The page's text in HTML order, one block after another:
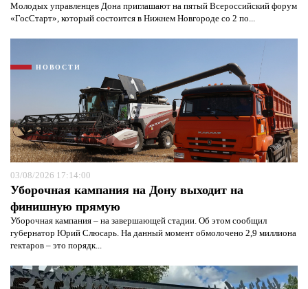
Молодых управленцев Дона приглашают на пятый Всероссийский форум
«ГосСтарт», который состоится в Нижнем Новгороде со 2 по...
НОВОСТИ
03/08/2026 17:14:00
Уборочная кампания на Дону выходит на
финишную прямую
Уборочная кампания – на завершающей стадии. Об этом сообщил
губернатор Юрий Слюсарь. На данный момент обмолочено 2,9 миллиона
гектаров – это порядк...
Я согласен с
политикой конфиденциальности и
защиты информации*политикой конфиденциальности и
защиты информации*